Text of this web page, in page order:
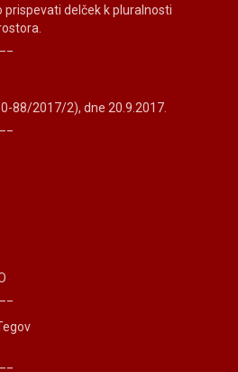
prispevati delček k pluralnosti
88/2017/2), dne 20.9.2017.